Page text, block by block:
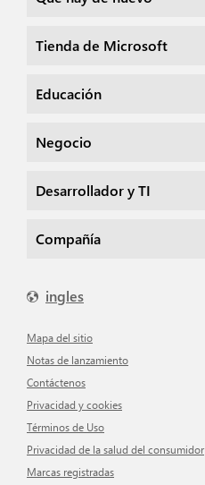
Tienda de Microsoft
Educación
Negocio
Desarrollador y TI
Compañía
ingles
mapa del sitio
Notas de lanzamiento
Contáctenos
Privacidad y cookies
Términos de Uso
Privacidad de la salud del consumidor
Marcas registradas